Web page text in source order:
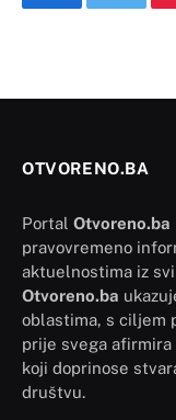
FacebookTwitter
OTVORENO.BA
Portal Otvoreno.ba
pravovremeno
aktuelnostima iz
Otvoreno.ba
oblastima, s ciljem
prije svega
koji doprinose
društvu.